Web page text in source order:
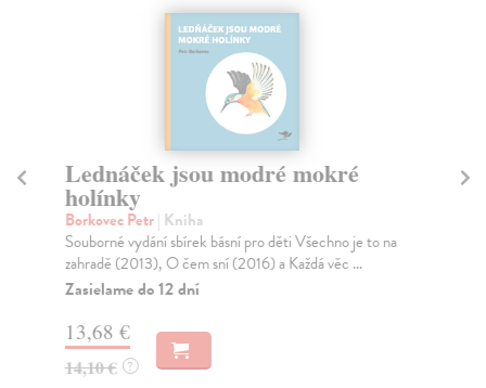
Lednáček jsou modré mokré
holínky
Borkovec Petr| Kniha
Souborné vydání sbírek básní pro děti Všechno je to na
zahradě (2013), O čem sní (2016) a Každá věc ...
Zasielame do 12 dní
13,68 €
14,10 € ?